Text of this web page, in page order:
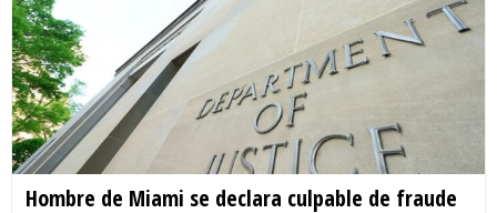
Hombre de Miami se declara culpable de fraude